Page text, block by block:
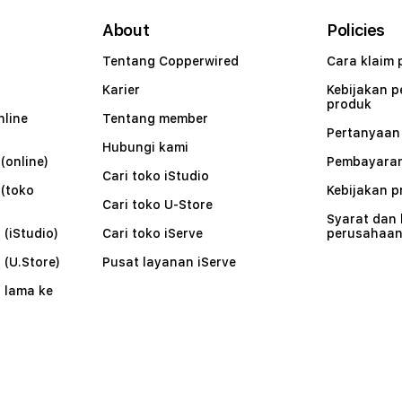
lama ke
About
Tentang Copperwired
Karier
Tentang member
Hubungi kami
Cari toko iStudio
Cari toko U-Store
Cari toko iServe
Pusat layanan iServe
Policies
Cara klaim
Kebijakan
produk
Pertanyaan
Kebijakan
Syarat dan
perusahaan